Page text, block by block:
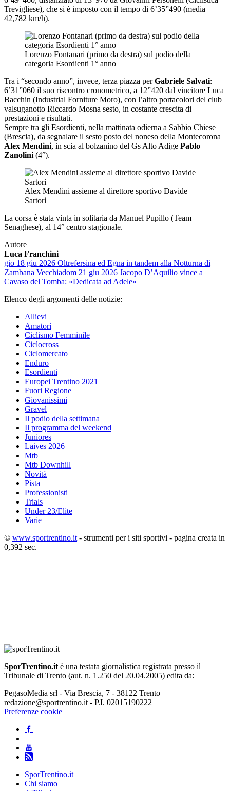
Trevigliese), che si è imposto con il tempo di 6’35”490 (media
42,782 km/h).
Lorenzo Fontanari (primo da destra) sul podio della
categoria Esordienti 1° anno
Tra i “secondo anno”, invece, terza piazza perGabriele Salvati:
6’31”060 il suo riscontro cronometrico, a 12”420 dal vincitore Luca
Bacchin (Industrial Forniture Moro), con l’altro portacolori del club
valsuganotto Riccardo Mosna sesto, in costante crescita di
prestazioni e risultati.
Sempre tra gli Esordienti, nella mattinata odierna a Sabbio Chiese
(Brescia), da segnalare il sesto posto del noneso della Montecorona
Alex Mendini, in scia al bolzanino del Gs Alto Adige Pablo
Zanolini (4°).
Alex Mendini assieme al direttore sportivo Davide
Sartori
La corsa è stata vinta in solitaria da Manuel Pupillo (Team
Senaghese), al 14° centro stagionale.
Autore
Luca Franchini
gio 18 giu 2026 Oltrefersina ed Egna in tandem alla Notturna di
Zambana Vecchiadom 21 giu 2026 Jacopo D’Aquilio vince a
Cavaso del Tomba: «Dedicata ad Adele»
Elenco degli argomenti delle notizie:
Allievi
Amatori
Ciclismo Femminile
Ciclocross
Ciclomercato
Enduro
Esordienti
Europei Trentino 2021
Fuori Regione
Giovanissimi
Gravel
Il podio della settimana
Il programma del weekend
Juniores
Laives 2026
Mtb
Mtb Downhill
Novità
Pista
Professionisti
Trials
Under 23/Elite
Varie
© www.sportrentino.it - strumenti per i siti sportivi - pagina creata in
0,392 sec.
SporTrentino.it è una testata giornalistica registrata presso il
Tribunale di Trento (aut. n. 1.250 del 20.04.2005) edita da:
PegasoMedia srl - Via Brescia, 7 - 38122 Trento
redazione@sportrentino.it - P.I. 02015190222
Preferenze cookie
SporTrentino.it
Chi siamo